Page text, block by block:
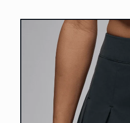
directamente
información
del producto